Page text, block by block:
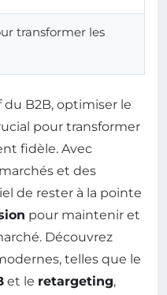
transformer les
B2B, optimiser le
pour transformer
fidèle. Avec
et des
de rester à la pointe
pour maintenir et
Découvrez
telles que le
et le retargeting,